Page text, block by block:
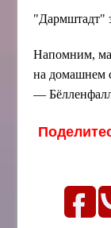
"Дармштадт"
Напомним,
на домашнем
—